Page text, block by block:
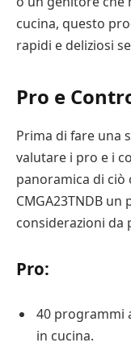
cucina, questo
rapidi e deliziosi
Pro e
Prima di fare una
valutare i pro e i
panoramica di ciò
CMGA23TNDB
considerazioni da
Pro:
40 programmi
in cucina.